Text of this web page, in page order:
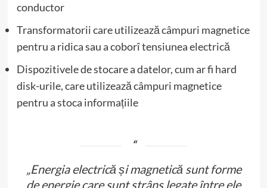
conductor
Transformatorii care utilizează câmpuri magnetice
pentru a ridica sau a coborî tensiunea electrică
Dispozitivele de stocare a datelor, cum ar fi hard
disk-urile, care utilizează câmpuri magnetice
pentru a stoca informațiile
„Energia electrică și magnetică sunt forme
de energie care sunt strâns legate între ele